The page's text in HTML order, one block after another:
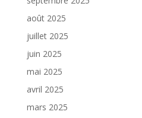
août 2025
juillet 2025
juin 2025
mai 2025
avril 2025
mars 2025